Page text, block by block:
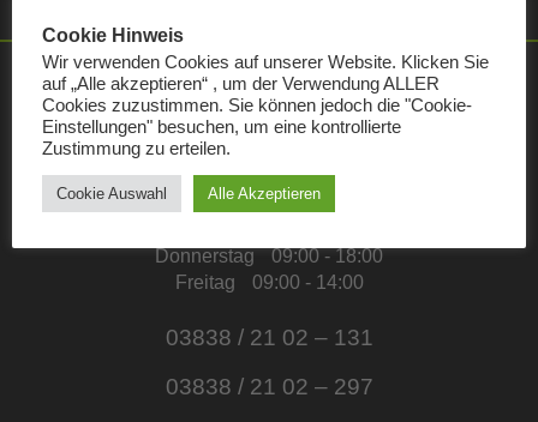
Kundencenter
Öffnungszeiten:
Montag 09:00 - 15:00
Dienstag
09:00 - 18:00
Donnerstag
09:00 - 18:00
Freitag
09:00 - 14:00
03838 / 21 02 – 131
03838 / 21 02 – 297
Cookie Hinweis
Wir verwenden Cookies auf unserer Website. Klicken Sie
auf „Alle akzeptieren“ , um der Verwendung ALLER
Cookies zuzustimmen. Sie können jedoch die "Cookie-
Einstellungen" besuchen, um eine kontrollierte
Zustimmung zu erteilen.
Cookie Auswahl Alle Akzeptieren